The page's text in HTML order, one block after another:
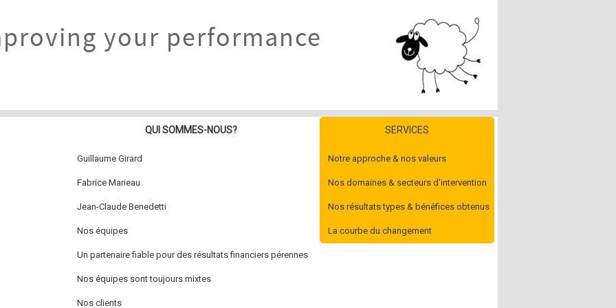
your performance
QUI SOMMES-NOUS?
Guillaume Girard
Fabrice Marieau
Jean-Claude Benedetti
Nos équipes
Un partenaire fiable pour des résultats financiers pérennes
Nos équipes sont toujours mixtes
Nos clients
SERVICES
Notre approche & nos valeurs
Nos domaines & secteurs d'intervention
Nos résultats types & bénéfices obtenus
La courbe du changement